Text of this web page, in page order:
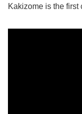
Kakizome is the first